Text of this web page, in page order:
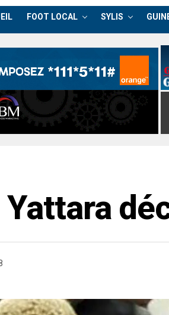
FOOT LOCAL SYLIS